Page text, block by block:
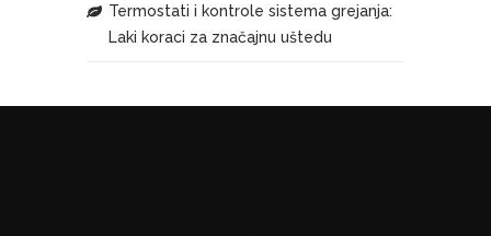
Termostati i kontrole sistema grejanja:
Laki koraci za značajnu uštedu